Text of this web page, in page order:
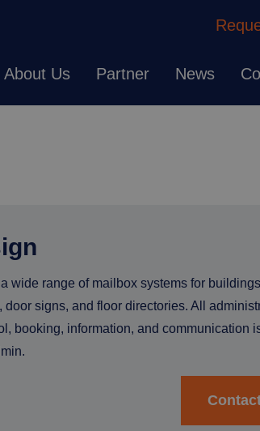
About Us Partner News
a wide range of mailbox systems for
door signs, and floor directories. All
booking, information, and communication